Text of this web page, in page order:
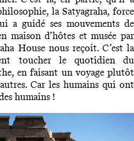
la Satyagraha, force
a guidé ses mouvements de
maison d’hôtes et musée par
House nous reçoit. C’est la
toucher le quotidien du
en faisant un voyage plutôt
Car les humains qui ont
humains !